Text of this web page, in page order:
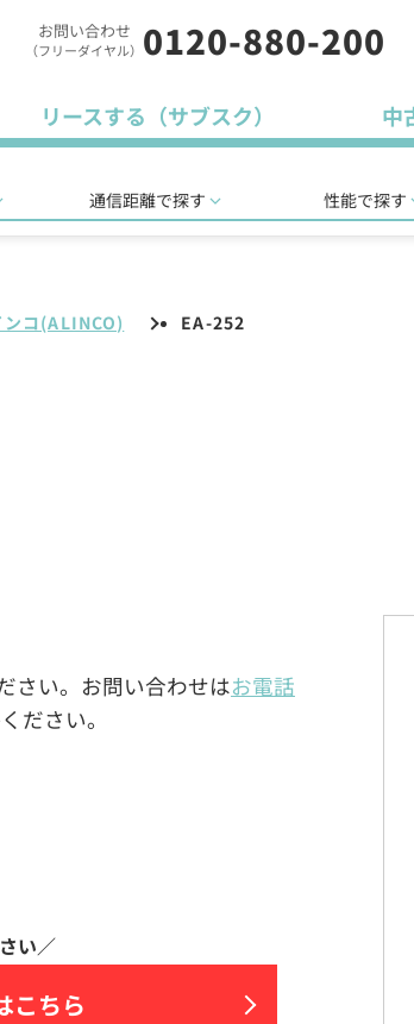
お問い合わせ
（フリーダイヤル） 0120-880-200
リースする（サブスク） 中
通信距離で探す 性能で探す
ンコ(ALINCO) EA-252
さい。お問い合わせはお電話
ださい。
こちら